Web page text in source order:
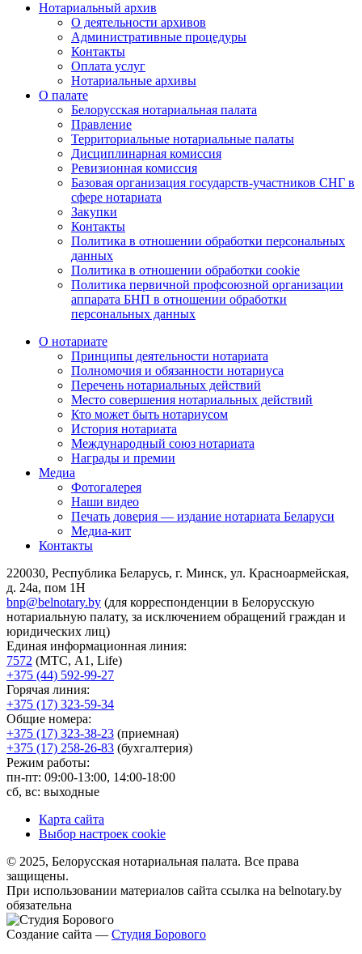
Нотариальный архив
О деятельности архивов
Административные процедуры
Контакты
Оплата услуг
Нотариальные архивы
О палате
Белорусская нотариальная палата
Правление
Территориальные нотариальные палаты
Дисциплинарная комиссия
Ревизионная комиссия
Базовая организация государств-участников СНГ в
сфере нотариата
Закупки
Контакты
Политика в отношении обработки персональных
данных
Политика в отношении обработки cookie
Политика первичной профсоюзной организации
аппарата БНП в отношении обработки
персональных данных
О нотариате
Принципы деятельности нотариата
Полномочия и обязанности нотариуса
Перечень нотариальных действий
Место совершения нотариальных действий
Кто может быть нотариусом
История нотариата
Международный союз нотариата
Награды и премии
Медиа
Фотогалерея
Наши видео
Печать доверия — издание нотариата Беларуси
Медиа-кит
Контакты
220030, Республика Беларусь, г. Минск, ул. Красноармейская,
д. 24а, пом 1Н
bnp@belnotary.by (для корреспонденции в Белорусскую
нотариальную палату, за исключением обращений граждан и
юридических лиц)
Единая информационная линия:
7572 (МТС, A1, Life)
+375 (44) 592-99-27
Горячая линия:
+375 (17) 323-59-34
Общие номера:
+375 (17) 323-38-23 (приемная)
+375 (17) 258-26-83 (бухгалтерия)
Режим работы:
пн-пт: 09:00-13:00, 14:00-18:00
сб, вс: выходные
Карта сайта
Выбор настроек cookie
© 2025, Белорусская нотариальная палата. Все права
защищены.
При использовании материалов сайта ссылка на belnotary.by
обязательна
Создание сайта — Студия Борового